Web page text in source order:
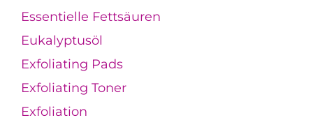
Essentielle Fettsäuren
Eukalyptusöl
Exfoliating Pads
Exfoliating Toner
Exfoliation